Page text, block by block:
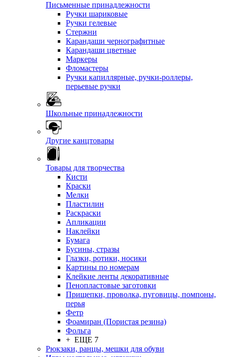
Письменные принадлежности
Ручки шариковые
Ручки гелевые
Стержни
Карандаши чернографитные
Карандаши цветные
Маркеры
Фломастеры
Ручки капиллярные, ручки-роллеры,
перьевые ручки
Школьные принадлежности
Другие канцтовары
Товары для творчества
Кисти
Краски
Мелки
Пластилин
Раскраски
Апликации
Наклейки
Бумага
Бусины, стразы
Глазки, ротики, носики
Картины по номерам
Клейкие ленты декоративные
Пенопластовые заготовки
Прищепки, проволка, пуговицы, помпоны,
перья
Фетр
Фоамиран (Пористая резина)
Фольга
+ ЕЩЕ 7
Рюкзаки, ранцы, мешки для обуви